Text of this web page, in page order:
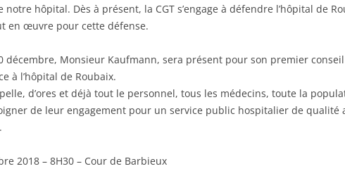
notre hôpital. Dès à présent, la CGT s’engage à défendre l’hôpital de
en œuvre pour cette défense.
décembre, Monsieur Kaufmann, sera présent pour son premier
à l’hôpital de Roubaix.
d’ores et déjà tout le personnel, tous les médecins, toute la
de leur engagement pour un service public hospitalier de qualité
2018 – 8H30 – Cour de Barbieux